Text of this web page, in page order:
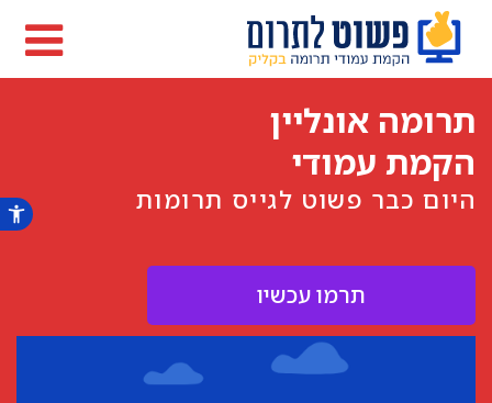
תרומה אונליין
הקמת עמודי
היום כבר פשוט לגייס תרומות
תרמו עכשיו